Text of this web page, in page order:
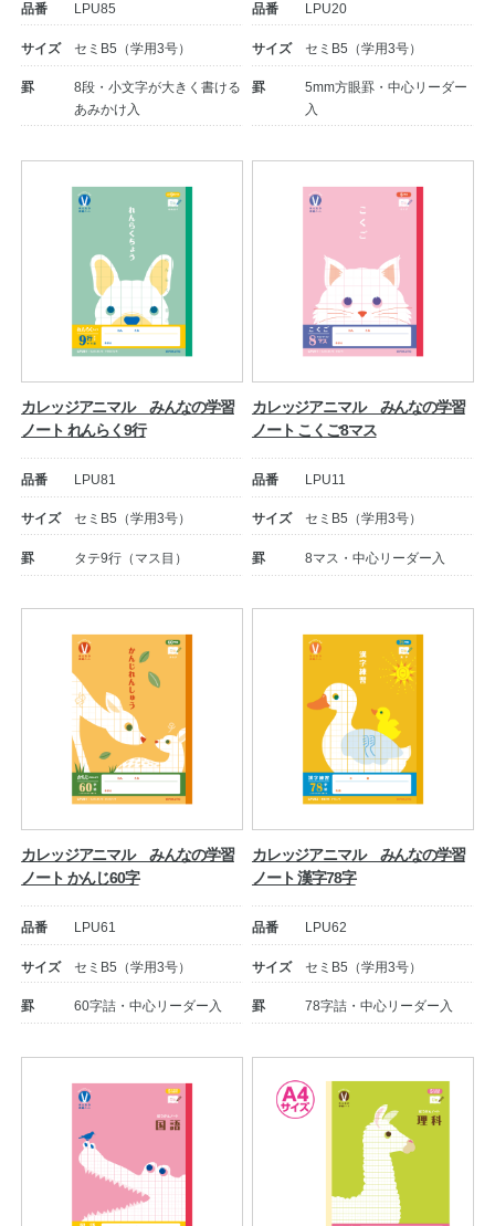
品番 LPU85
サイズ セミB5（学用3号）
罫
8段・小文字が大きく書ける
あみかけ入
品番 LPU20
サイズ セミB5（学用3号）
罫
5mm方眼罫・中心リーダー
入
カレッジアニマル みんなの学習
ノート れんらく9行
品番 LPU81
サイズ セミB5（学用3号）
罫 タテ9行（マス目）
カレッジアニマル みんなの学習
ノート こくご8マス
品番 LPU11
サイズ セミB5（学用3号）
罫 8マス・中心リーダー入
カレッジアニマル みんなの学習
ノート かんじ60字
品番 LPU61
サイズ セミB5（学用3号）
罫 60字詰・中心リーダー入
カレッジアニマル みんなの学習
ノート 漢字78字
品番 LPU62
サイズ セミB5（学用3号）
罫 78字詰・中心リーダー入